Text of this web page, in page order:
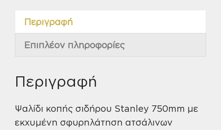
Περιγραφή
Επιπλέον πληροφορίες
Περιγραφή
Ψαλίδι κοπής σιδήρου Stanley 750mm με
εκχυμένη σφυρηλάτηση ατσάλινων